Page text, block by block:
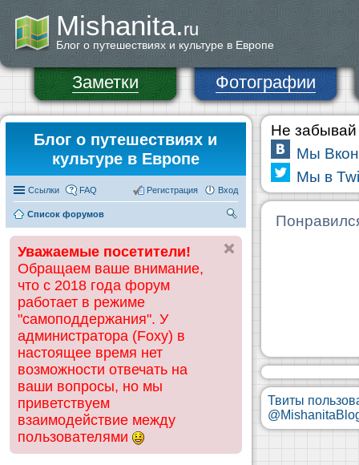
Mishanita.ru
Блог о путешествиях и культуре в Европе
Заметки Фотографии
Блог о путешествиях и
культуре в Европе
Ссылки FAQ Вход
Регистрация
Список форумов
ск
Уважаемые посетители!
Обращаем ваше внимание,
что с 2018 года форум
работает в режиме
"самоподдержания". У
администратора (Foxy) в
настоящее время нет
возможности отвечать на
ваши вопросы, но мы
приветствуем
взаимодействие между
пользователями
Не забывай
Мы
Мы в
Твиты